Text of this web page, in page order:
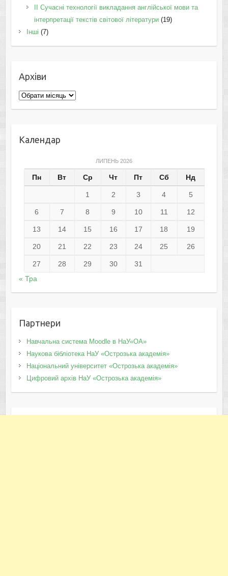
II Cучасні технології викладання англійської мови та
інтерпретації текстів світової літератури(19)
Інші (7)
Архіви
Архіви
Календар
ЛИПЕНЬ 2026
Пн Вт Ср Чт Пт Сб Нд
1 2 3 4 5
6 7 8 9 10 11 12
13 14 15 16 17 18 19
20 21 22 23 24 25 26
27 28 29 30
31
« Тра
Партнери
Навчальна система Moodle в НаУ«ОА»
Наукова бібліотека НаУ «Острозька академія»
Національний університет «Острозька академія»
Цифровий архів НаУ «Острозька академія»